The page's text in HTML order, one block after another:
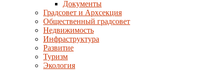
Документы
Градсовет и Архсекция
Общественный градсовет
Недвижимость
Инфраструктура
Развитие
Туризм
Экология